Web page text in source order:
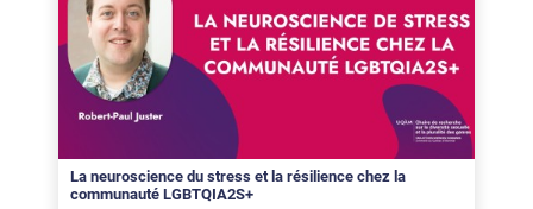
La neuroscience du stress et la résilience chez la
communauté LGBTQIA2S+